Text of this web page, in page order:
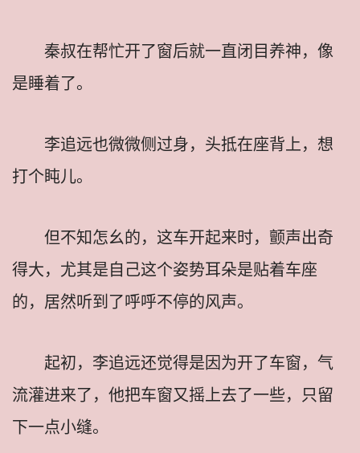
秦叔在帮忙开了窗后就一直闭目养神，像
是睡着了。
李追远也微微侧过身，头抵在座背上，想
打个盹儿。
但不知怎幺的，这车开起来时，颤声出奇
得大，尤其是自己这个姿势耳朵是贴着车座
的，居然听到了呼呼不停的风声。
起初，李追远还觉得是因为开了车窗，气
流灌进来了，他把车窗又摇上去了一些，只留
下一点小缝。